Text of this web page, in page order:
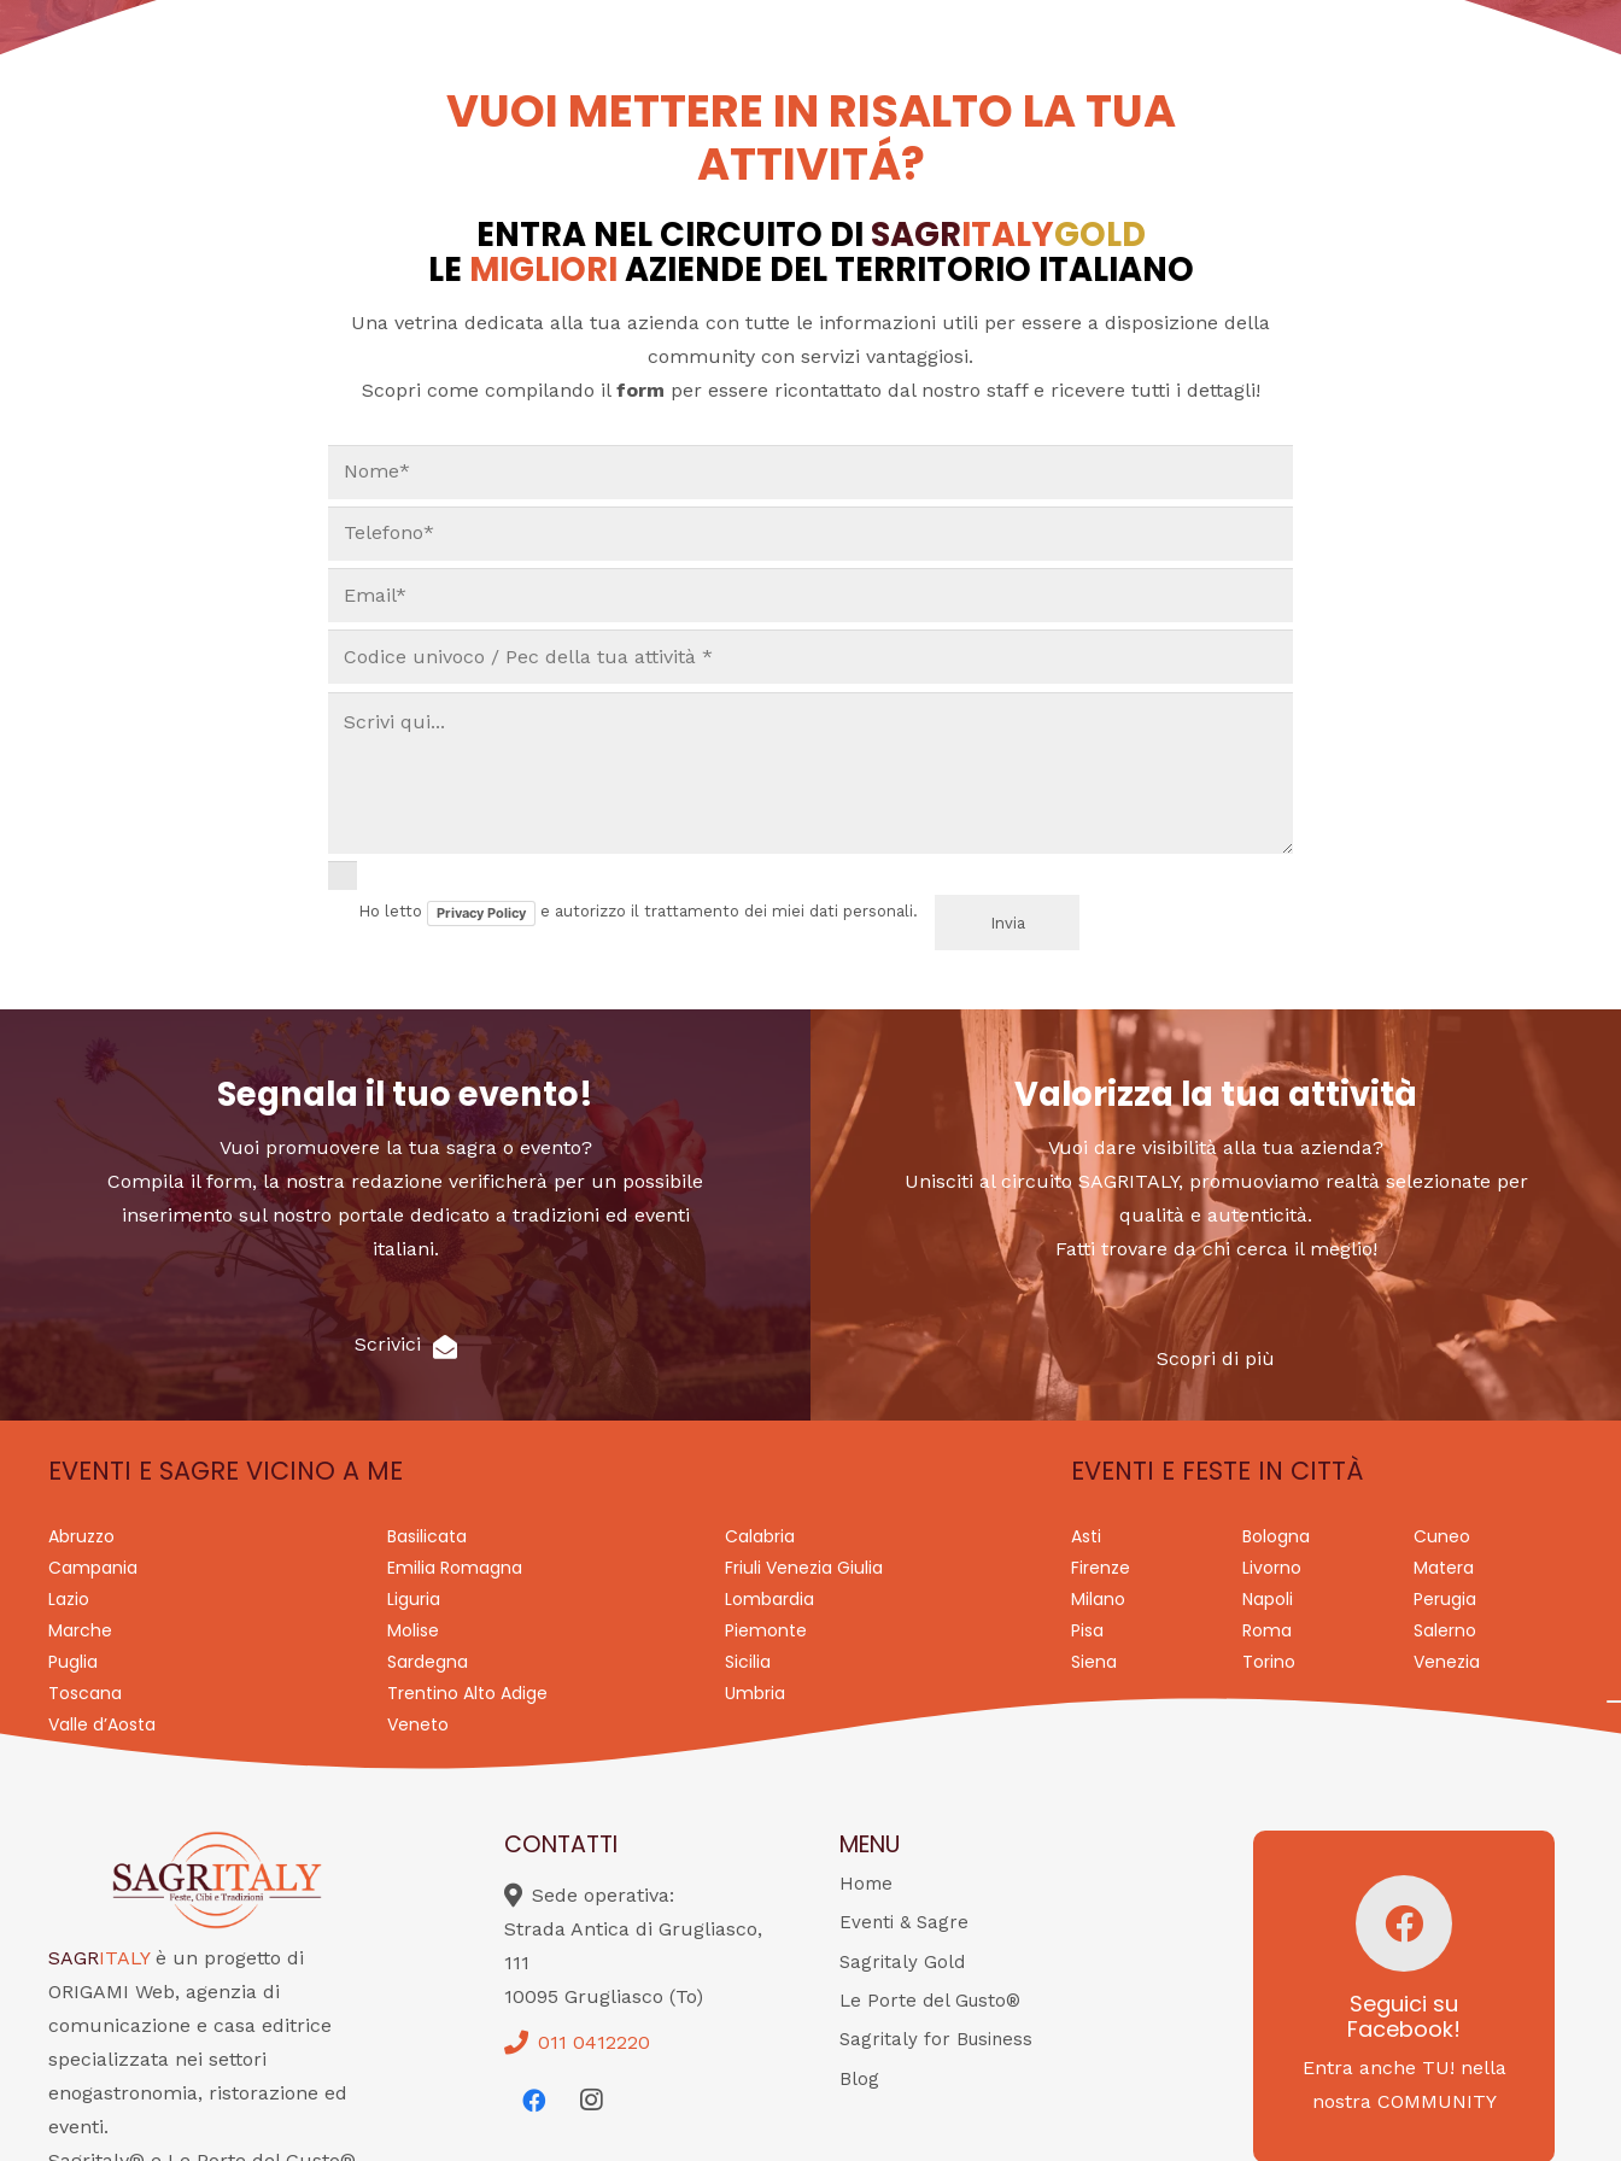
VUOI METTERE IN RISALTO LA TUA
ATTIVITÁ?
ENTRA NEL CIRCUITO DI SAGRITALYGOLD
LE MIGLIORIAZIENDE DEL TERRITORIO ITALIANO
Una vetrina dedicata alla tua azienda con tutte le informazioni utili per essere a disposizione della
community con servizi vantaggiosi.
Scopri come compilando il form per essere ricontattato dal nostro staff e ricevere tutti i dettagli!
Ho letto Privacy Policy e autorizzo il trattamento dei miei dati personali.
Segnala il tuo evento!
Vuoi promuovere la tua sagra o evento?
Compila il form, la nostra redazione verificherà per un possibile
inserimento sul nostro portale dedicato a tradizioni ed eventi
italiani.
Scrivici
Valorizza la tua attività
Vuoi dare visibilità alla tua azienda?
Unisciti al circuito SAGRITALY, promuoviamo realtà selezionate per
qualità e autenticità.
Fatti trovare da chi cerca il meglio!
Scopri di più
EVENTI E SAGRE VICINO A ME
Abruzzo Basilicata
Calabria
Campania
Emilia Romagna
Friuli Venezia Giulia
Lazio
Liguria
Lombardia
Marche
Molise
Piemonte
Puglia
Sardegna
Sicilia
Toscana
Trentino Alto Adige
Umbria
Valle d’Aosta
Veneto
EVENTI E FESTE IN CITTÀ
Asti Bologna
Cuneo
Firenze
Livorno
Matera
Milano
Napoli
Perugia
Pisa
Roma
Salerno
Siena
Torino Venezia
SAGRITALY è un progetto di
ORIGAMI Web, agenzia di
comunicazione e casa editrice
specializzata nei settori
enogastronomia, ristorazione ed
eventi.
CONTATTI
Sede operativa:
Strada Antica di Grugliasco,
111
10095 Grugliasco (To)
011 0412220
MENU
Home
Eventi & Sagre
Sagritaly Gold
Le Porte del Gusto®
Sagritaly for Business
Blog
Seguici su
Facebook!
Entra anche TU! nella
nostra COMMUNITY
Seguici su
Facebook!
SAGRITALY
Feste, cibi e tradizioni
da Nord a Sud...